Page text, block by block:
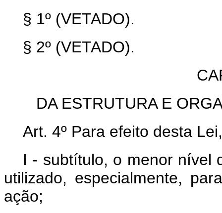
§ 1º (VETADO).
§ 2º (VETADO).
DA ESTRUTURA E
Art. 4º Para efeito desta
I - subtítulo, o menor nível
utilizado, especialmente,
ação;